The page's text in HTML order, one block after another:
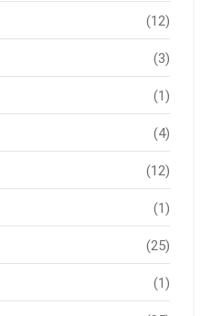
(12)
(3)
(1)
(4)
(12)
(1)
(25)
(1)